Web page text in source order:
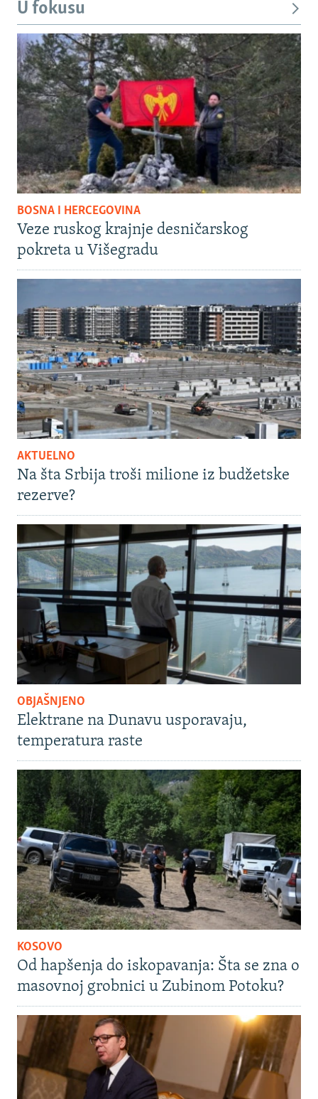
U fokusu
BOSNA I HERCEGOVINA
Veze ruskog krajnje desničarskog
pokreta u Višegradu
AKTUELNO
Na šta Srbija troši milione iz budžetske
rezerve?
OBJAŠNJENO
Elektrane na Dunavu usporavaju,
temperatura raste
KOSOVO
Od hapšenja do iskopavanja: Šta se zna o
masovnoj grobnici u Zubinom Potoku?